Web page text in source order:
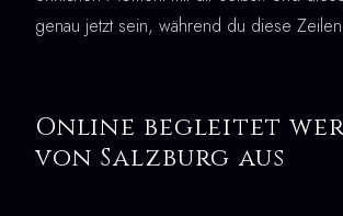
genau jetzt sein, während du diese
Online begleitet
von Salzburg aus